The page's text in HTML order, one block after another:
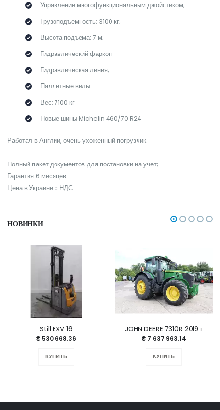
Управление многофункциональным джойстиком;
Грузоподъемность: 3100 кг;
Высота подъема: 7 м;
Гидравлический фаркоп
Гидравлическая линия;
Паллетные вилы
Вес: 7100 кг
Новые шины Michelin 460/70 R24
Работал в Англии, очень ухоженный погрузчик.
Полный пакет документов для постановки на учет;
Гарантия 6 месяцев
Цена в Украине с НДС.
НОВИНКИ
Still EXV 16
₴ 530 668.36
КУПИТЬ
JOHN DEERE 7310R 2019 г
₴ 7 637 963.14
КУПИТЬ